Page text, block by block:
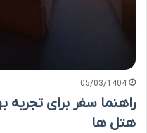
05/03/1404
راهنما سفر برای
هتل ها